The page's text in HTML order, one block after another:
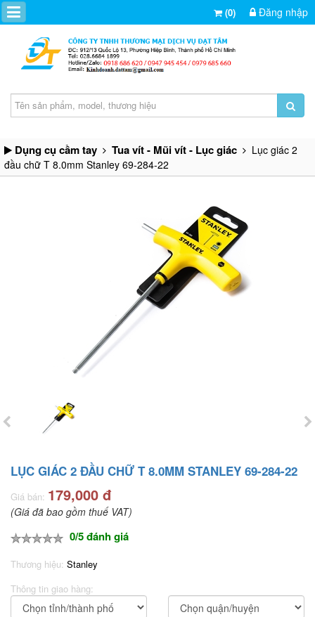
(0) Đăng nhập
Dụng cụ cầm tay Tua vít - Mũi vít - Lục giác
Lục giác 2
đầu chữ T 8.0mm Stanley 69-284-22
LỤC GIÁC 2 ĐẦU CHỮ T 8.0MM STANLEY 69-284-22
Giá bán: 179,000 đ
(Giá đã bao gồm thuế VAT)
0/5 đánh giá
Thương hiệu: Stanley
Thông tin giao hàng: